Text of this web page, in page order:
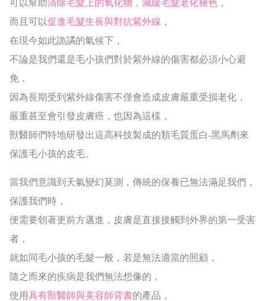
可以幫助清除毛髮上的氧化物，減緩毛髮老化褪色 ，
而且可以促進毛髮生長與對抗紫外線 ，
在現今如此詭譎的氣候下，
不論是我們還是毛小孩們對於紫外線的傷害都必須小心避
免，
因為長期受到紫外線傷害不僅會造成皮膚嚴重受損老化，
嚴重甚至會引發皮膚癌，也因為這樣，
獸醫師們特地研發出這高科技製成的類毛質蛋白-黑馬劑來
保護毛小孩的皮毛。
當我們意識到天氣變幻莫測，傳統的保養已無法滿足我們，
保護我們時，
便需要朝著更前方邁進，皮膚是直接接觸到外界的第一受害
者，
就如同毛小孩的毛髮一般，若是無法適當的照顧，
隨之而來的疾病是我們無法想像的，
使用具有獸醫師與美容師背書的產品，